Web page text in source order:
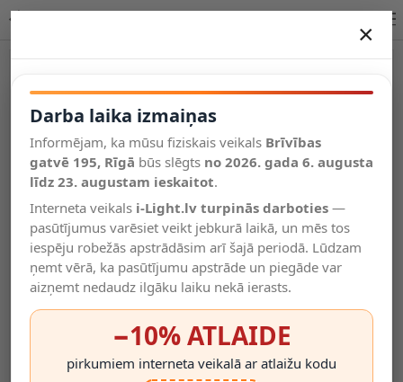
Salīdzināt
Vēlmju
saraksts
Valodas
×
Darba laika izmaiņas
Informējam, ka mūsu fiziskais veikals Brīvības
gatvē 195, Rīgā būs slēgts no 2026. gada 6. augusta
līdz 23. augustam ieskaitot.
Interneta veikals i-Light.lv turpinās darboties —
pasūtījumus varēsiet veikt jebkurā laikā, un mēs tos
iespēju robežās apstrādāsim arī šajā periodā. Lūdzam
ņemt vērā, ka pasūtījumu apstrāde un piegāde var
aizņemt nedaudz ilgāku laiku nekā ierasts.
−10% ATLAIDE
pirkumiem interneta veikalā ar atlaižu kodu